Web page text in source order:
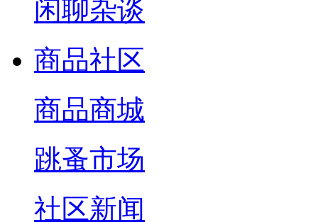
闲聊杂谈
商品社区
商品商城
跳蚤市场
社区新闻